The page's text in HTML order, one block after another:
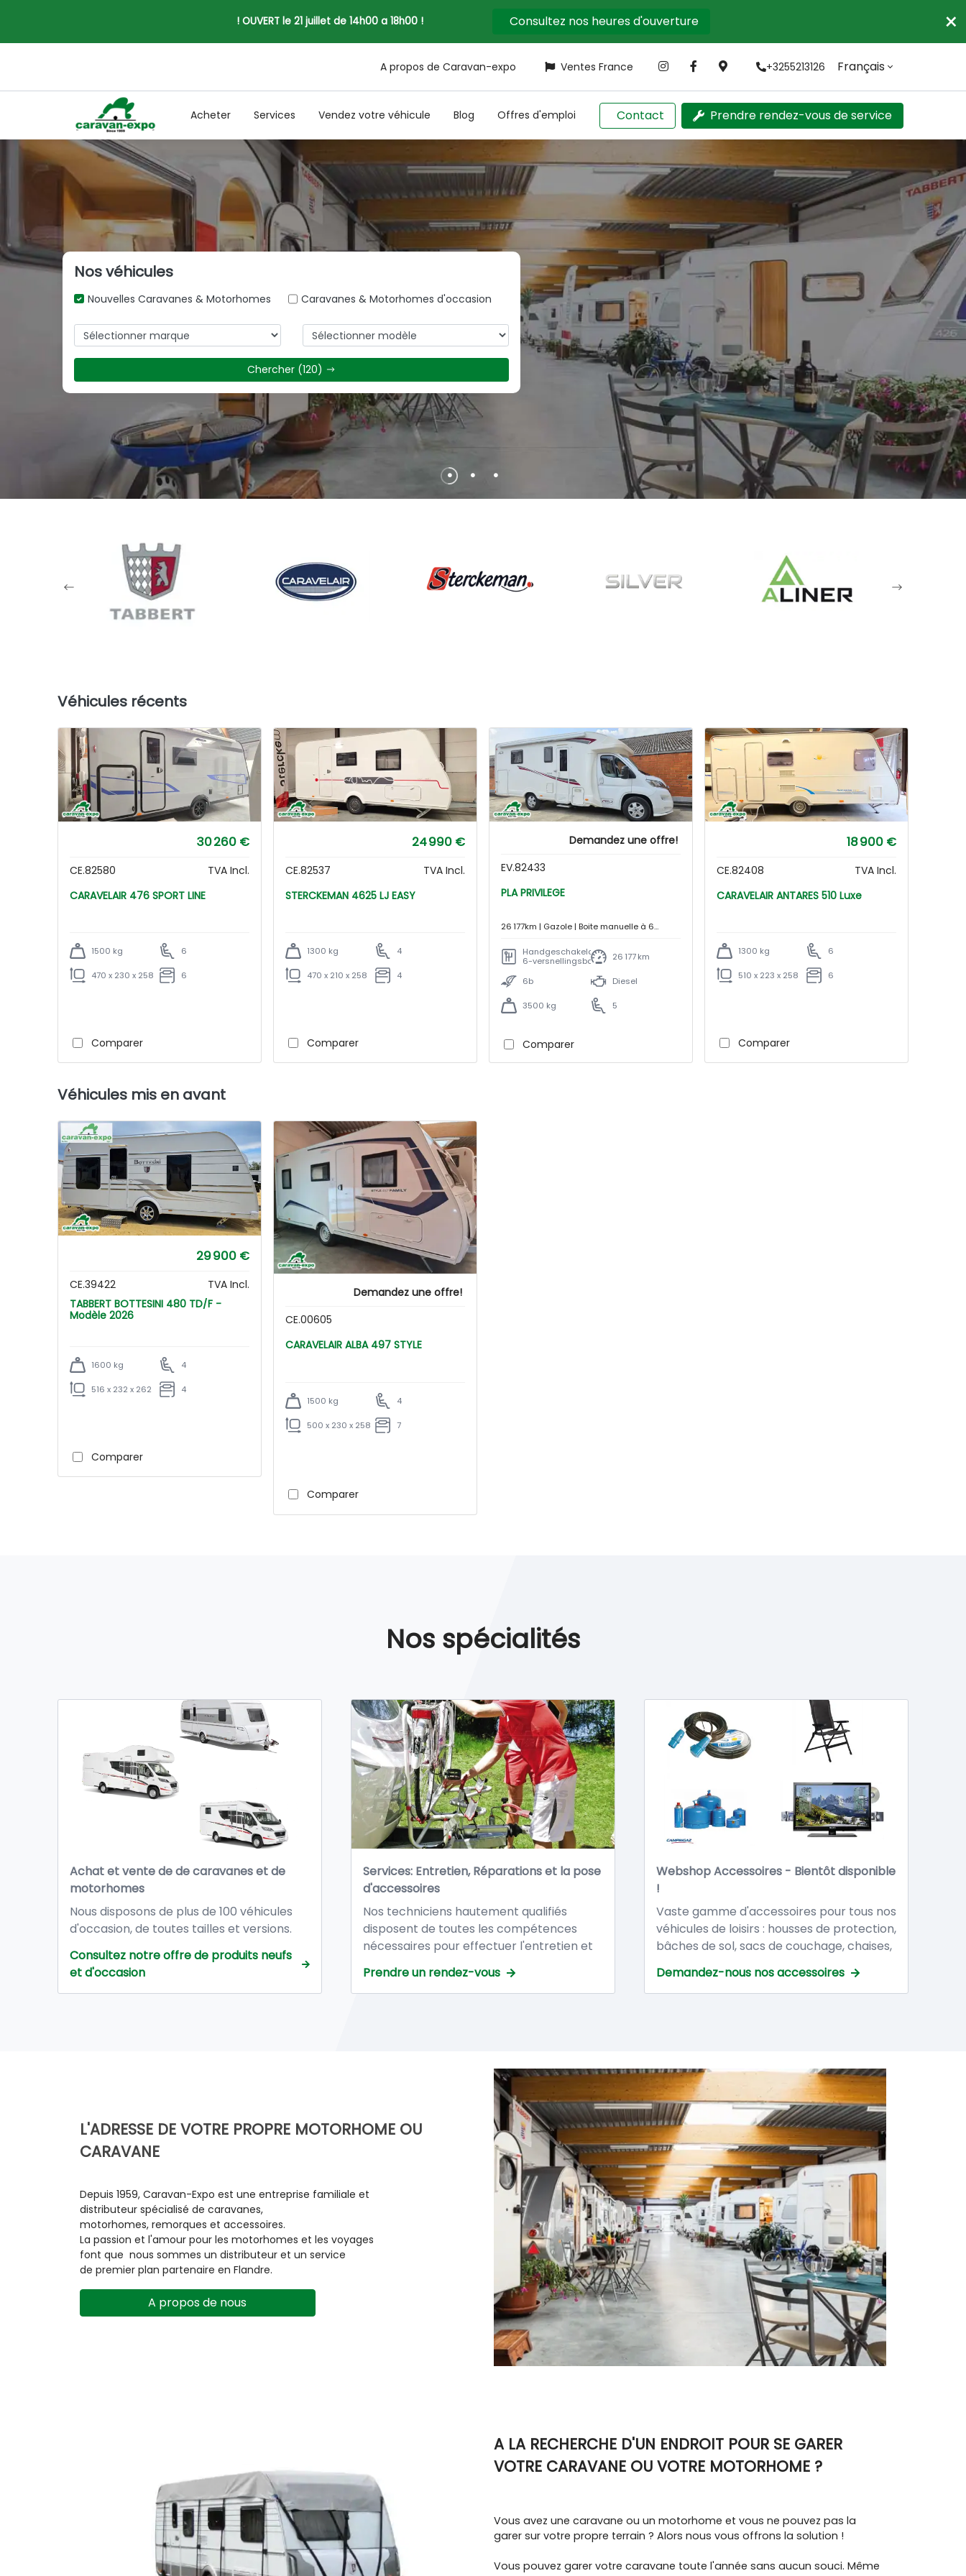
! OUVERT le 21 juillet de 14h00 a 18h00 ! Consultez nos heures d'ouverture ×
A propos de Caravan-expo Ventes France +3255213126 Français
Acheter Services Vendez votre véhicule Blog Offres d'emploi Contact Prendre rendez-vous de service
• • •
Nos véhicules
Nouvelles Caravanes & Motorhomes Caravanes & Motorhomes d'occasion
Chercher (120)
Véhicules récents
30 260 €
CE.82580
TVA Incl.
CARAVELAIR 476 SPORT LINE
1500 kg 6
470 x 230 x 258 6
Comparer
24 990 €
CE.82537
TVA Incl.
STERCKEMAN 4625 LJ EASY
1300 kg 4
470 x 210 x 258 4
Comparer
Demandez une offre!
EV.82433
PLA PRIVILEGE
26 177km | Gazole | Boite manuelle à 6
Handgeschakelde
6-versnellingsbak
26 177 km
6b Diesel
3500 kg 5
Comparer
18 900 €
CE.82408
TVA Incl.
CARAVELAIR ANTARES 510 Luxe
1300 kg 6
510 x 223 x 258 6
Comparer
Véhicules mis en avant
29 900 €
CE.39422
TVA Incl.
TABBERT BOTTESINI 480 TD/F -
Modèle 2026
1600 kg 4
516 x 232 x 262 4
Comparer
Demandez une offre!
CE.00605
CARAVELAIR ALBA 497 STYLE
1500 kg 4
500 x 230 x 258 7
Comparer
Nos spécialités
Achat et vente de de caravanes et de
motorhomes
Nous disposons de plus de 100 véhicules
d'occasion, de toutes tailles et versions.
Tous nos véhicules d'occasion sont vendus
avec : Garantie totale de 12 mois à
compter de la date de livraison dans nos
ateliers.
Consultez notre offre de produits neufs
et d'occasion
Services: Entretien, Réparations et la pose
d'accessoires
Nos techniciens hautement qualifiés
disposent de toutes les compétences
nécessaires pour effectuer l'entretien et
la réparation de votre caravane ou
camping-car afin de vous apporter un
service de qualité.
Prendre un rendez-vous
Webshop Accessoires - Bientôt disponible
!
Vaste gamme d'accessoires pour tous nos
véhicules de loisirs : housses de protection,
bâches de sol, sacs de couchage, chaises,
tables, vaisselle, etc. Posez votre question,
nous serons heureux de vous conseiller !
Demandez-nous nos accessoires
L'ADRESSE DE VOTRE PROPRE MOTORHOME OU
CARAVANE
Depuis 1959, Caravan-Expo est une entreprise familiale et
distributeur spécialisé de caravanes,
motorhomes, remorques et accessoires.
La passion et l'amour pour les motorhomes et les voyages
font que nous sommes un distributeur et un service
de premier plan partenaire en Flandre.
A propos de nous
A LA RECHERCHE D'UN ENDROIT POUR SE GARER
VOTRE CARAVANE OU VOTRE MOTORHOME ?
Vous avez une caravane ou un motorhome et vous ne pouvez pas la
garer sur votre propre terrain ? Alors nous vous offrons la solution !
Vous pouvez garer votre caravane toute l'année sans aucun souci. Même